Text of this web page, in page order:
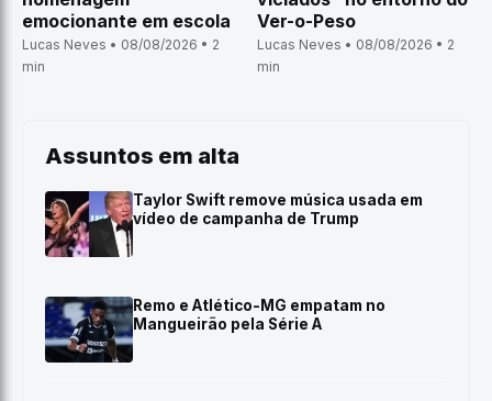
emocionante em escola
Lucas Neves • 08/08/2026 • 2
min
Ver-o-Peso
Lucas Neves • 08/08/2026 • 2
min
Assuntos em alta
Taylor Swift remove música usada em
vídeo de campanha de Trump
Remo e Atlético-MG empatam no
Mangueirão pela Série A